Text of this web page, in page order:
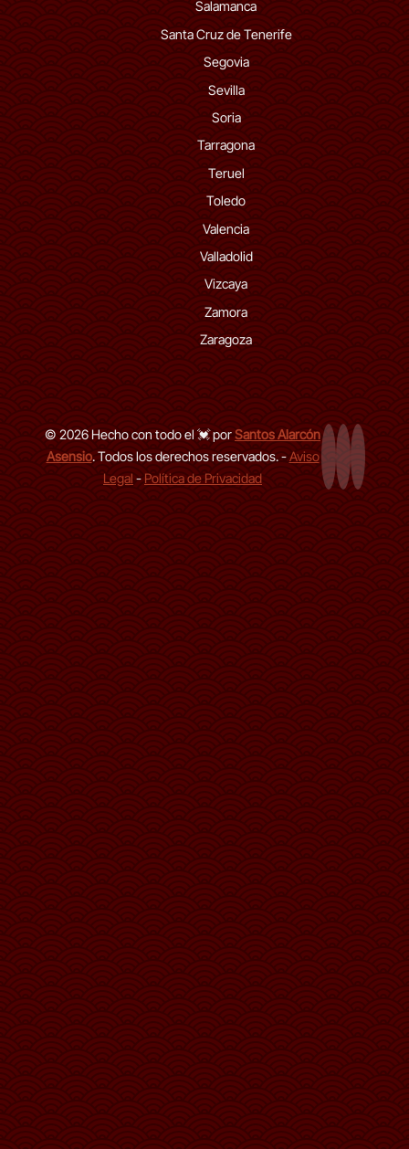
Salamanca
Santa Cruz de Tenerife
Segovia
Sevilla
Soria
Tarragona
Teruel
Toledo
Valencia
Valladolid
Vizcaya
Zamora
Zaragoza
© 2026 Hecho con todo el 💓 porSantos Alarcón
Asensio. Todos los derechos reservados. -Aviso
Legal - Política de Privacidad
Página Web
LinkedIn
GitHub